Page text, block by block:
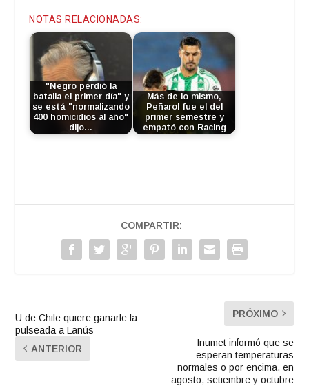
NOTAS RELACIONADAS:
"Negro perdió la
batalla el primer día" y
se está "normalizando
400 homicidios al año"
dijo…
Más de lo mismo,
Peñarol fue el del
primer semestre y
empató con Racing
COMPARTIR:
U de Chile quiere ganarle la
pulseada a Lanús
ANTERIOR
PRÓXIMO
Inumet informó que se
esperan temperaturas
normales o por encima, en
agosto, setiembre y octubre